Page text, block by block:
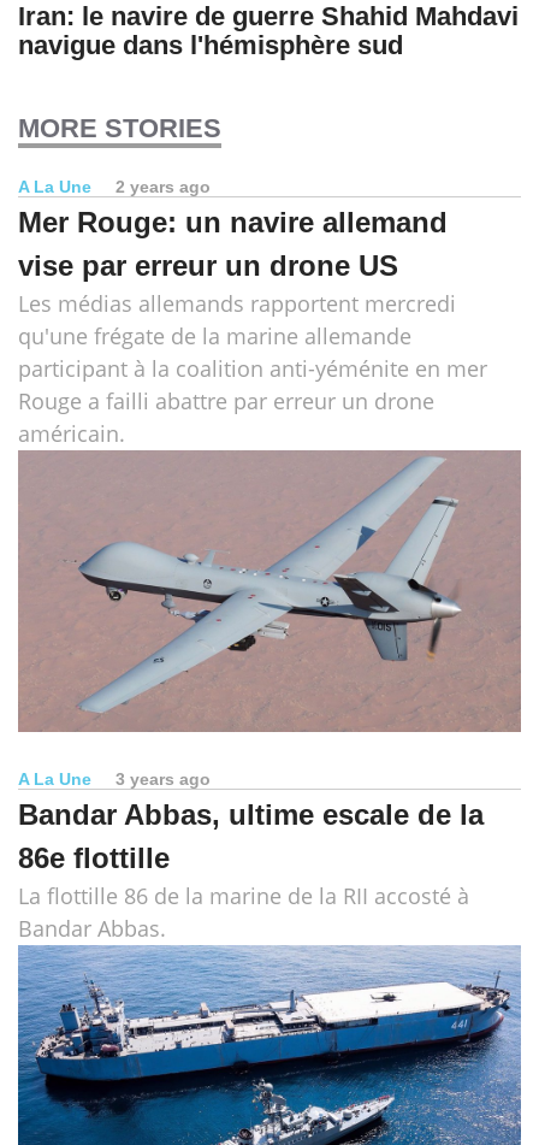
Iran: le navire de guerre Shahid Mahdavi
navigue dans l'hémisphère sud
MORE STORIES
A La Une 2 years ago
Mer Rouge: un navire allemand
vise par erreur un drone US
Les médias allemands rapportent mercredi
qu'une frégate de la marine allemande
participant à la coalition anti-yéménite en mer
Rouge a failli abattre par erreur un drone
américain.
A La Une 3 years ago
Bandar Abbas, ultime escale de la
86e flottille
La flottille 86 de la marine de la RII accosté à
Bandar Abbas.